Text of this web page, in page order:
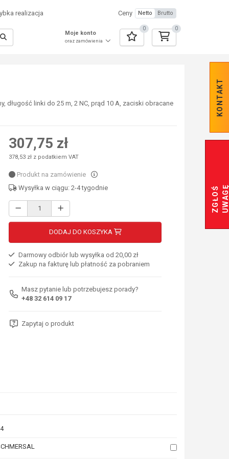
realizacja Ceny Netto Brutto
Moje konto
oraz zamówienia
0 0
KONTAKT
Z
G
Ł
O
Ś
U
W
A
GĘ
długość linki do 25 m, 2 NC, prąd 10 A, zaciski obracane
307,75 zł
378,53 zł z podatkiem VAT
Produkt na zamówienie
Wysyłka w ciągu: 2-4 tygodnie
DODAJ DO KOSZYKA
Darmowy odbiór lub wysyłka od 20,00 zł
Zakup na fakturę lub płatność za pobraniem
Masz pytanie lub potrzebujesz porady?
+48 32 614 09 17
Zapytaj o produkt